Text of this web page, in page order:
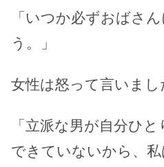
「いつか必ずおばさ
う。」
女性は怒って言いまし
「立派な男が自分ひ
できていないから、